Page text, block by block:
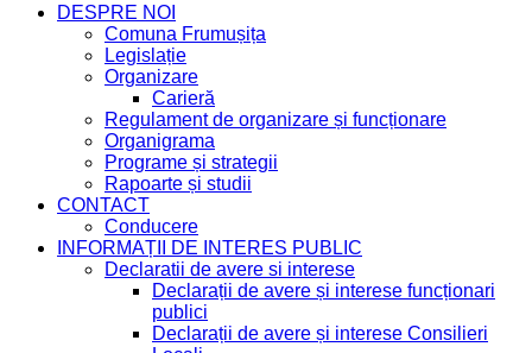
DESPRE NOI
Comuna Frumușița
Legislație
Organizare
Carieră
Regulament de organizare și funcționare
Organigrama
Programe și strategii
Rapoarte și studii
CONTACT
Conducere
INFORMAȚII DE INTERES PUBLIC
Declaratii de avere si interese
Declarații de avere și interese funcționari
publici
Declarații de avere și interese Consilieri